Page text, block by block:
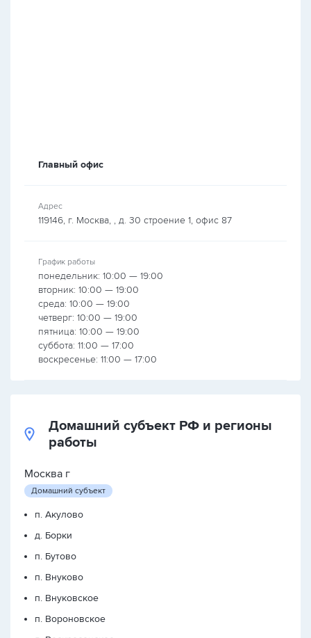
Главный офис
Адрес
119146, г. Москва, , д. 30 строение 1, офис 87
График работы
понедельник: 10:00 — 19:00
вторник: 10:00 — 19:00
среда: 10:00 — 19:00
четверг: 10:00 — 19:00
пятница: 10:00 — 19:00
суббота: 11:00 — 17:00
воскресенье: 11:00 — 17:00
Домашний субъект РФ и регионы
работы
Москва г
Домашний субъект
п. Акулово
д. Борки
п. Бутово
п. Внуково
п. Внуковское
п. Вороновское